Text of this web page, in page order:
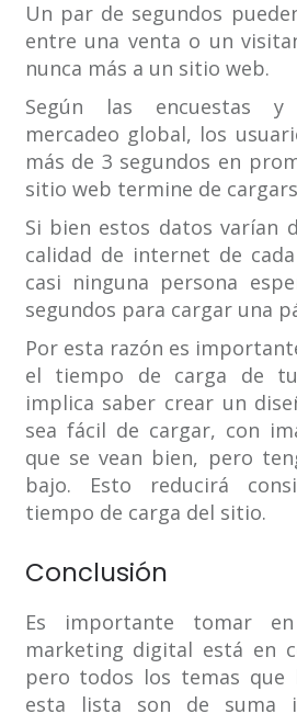
Un par de segundos
entre una venta o un
nunca más a un sitio web.
Según las encuestas y
mercadeo global, los
más de 3 segundos en
sitio web termine de
Si bien estos datos varían
calidad de internet de
casi ninguna persona
segundos para cargar una
Por esta razón es
el tiempo de carga de
implica saber crear un
sea fácil de cargar, con
que se vean bien, pero
bajo. Esto reducirá
tiempo de carga del sitio.
Conclusión
Es importante tomar
marketing digital está en
pero todos los temas que
esta lista son de suma